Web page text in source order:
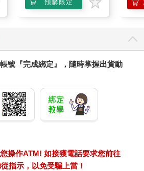
預購限定
號『完成綁定』，隨時掌握出貨動
操作ATM! 如接獲電話要求您前往
指示，以免受騙上當！